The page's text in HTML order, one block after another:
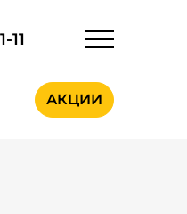
11
АКЦИИ